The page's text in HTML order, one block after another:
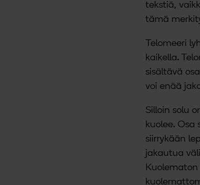
tekstiä,
tämä
Telomeeri
kaikella.
sisältävä
voi enää
Silloin solu
kuolee. Osa
siirrykään
jakautua